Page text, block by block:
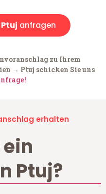
anfragen
zu Ihrem
→ Ptuj schicken Sie uns
erhalten
Ptuj?